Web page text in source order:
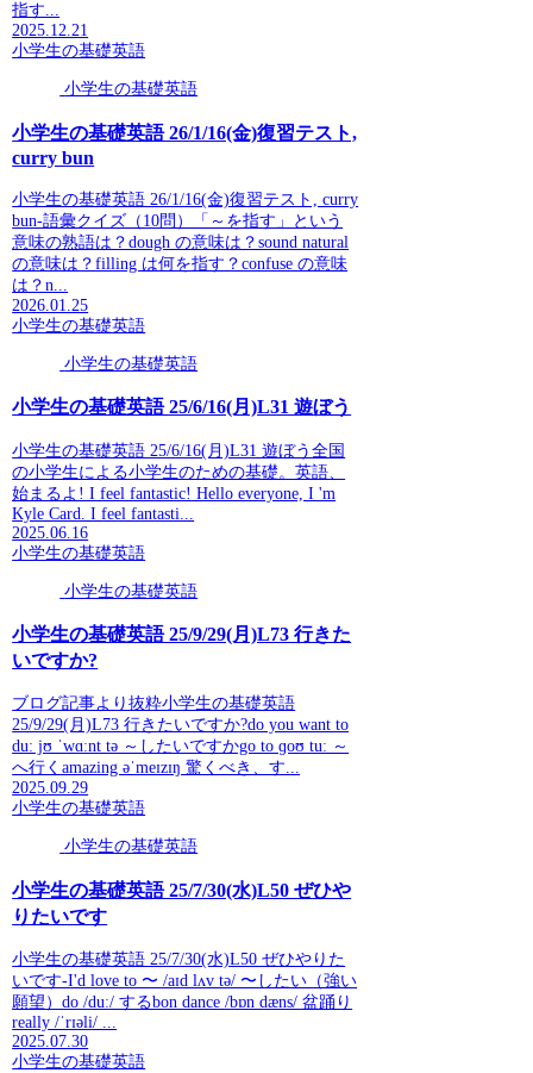
指す...
2025.12.21
小学生の基礎英語
小学生の基礎英語
小学生の基礎英語 26/1/16(金)復習テスト,
curry bun
小学生の基礎英語 26/1/16(金)復習テスト, curry
bun-語彙クイズ（10問）「～を指す」という
意味の熟語は？dough の意味は？sound natural
の意味は？filling は何を指す？confuse の意味
は？n...
2026.01.25
小学生の基礎英語
小学生の基礎英語
小学生の基礎英語 25/6/16(月)L31 遊ぼう
小学生の基礎英語 25/6/16(月)L31 遊ぼう全国
の小学生による小学生のための基礎。英語、
始まるよ! I feel fantastic! Hello everyone, I 'm
Kyle Card. I feel fantasti...
2025.06.16
小学生の基礎英語
小学生の基礎英語
小学生の基礎英語 25/9/29(月)L73 行きた
いですか?
ブログ記事より抜粋小学生の基礎英語
25/9/29(月)L73 行きたいですか?do you want to
duː jʊ ˈwɑːnt tə ～したいですかgo to ɡoʊ tuː ～
へ行くamazing əˈmeɪzɪŋ 驚くべき、す...
2025.09.29
小学生の基礎英語
小学生の基礎英語
小学生の基礎英語 25/7/30(水)L50 ぜひや
りたいです
小学生の基礎英語 25/7/30(水)L50 ぜひやりた
いです-I'd love to 〜 /aɪd lʌv tə/ 〜したい（強い
願望）do /duː/ するbon dance /bɒn dæns/ 盆踊り
really /ˈrɪəli/ ...
2025.07.30
小学生の基礎英語